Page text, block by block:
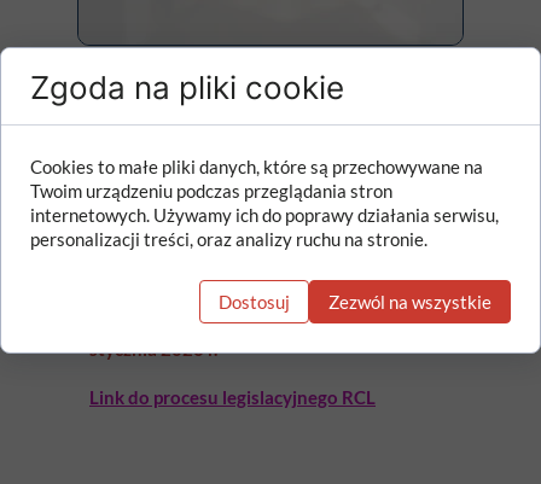
Rozporządzenie Ministra Edukacji
zmieniające rozporządzenie w sprawie
sposobu opracowywania sprawozdania
z wysokości średnich wynagrodzeń
nauczycieli (z 16 września 2025 r.)
Planowana data wejścia w życie zmian:1
stycznia 2026 r.
Link do procesu legislacyjnego RCL
Zgoda na pliki cookie
Cookies to małe pliki danych, które są przechowywane na
Twoim urządzeniu podczas przeglądania stron
internetowych. Używamy ich do poprawy działania serwisu,
personalizacji treści, oraz analizy ruchu na stronie.
Dostosuj Zezwól na wszystkie